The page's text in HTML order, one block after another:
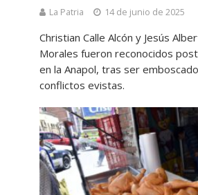
La Patria 14 de junio de 2025
Christian Calle Alcón y Jesús
Morales fueron reconocidos
en la Anapol, tras ser
conflictos evistas.